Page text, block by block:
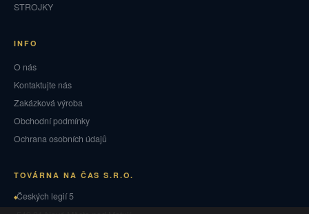
STROJKY
INFO
O nás
Kontaktujte nás
Zakázková výroba
Obchodní podmínky
Ochrana osobních údajů
TOVÁRNA NA ČAS S.R.O.
Českých legií 5